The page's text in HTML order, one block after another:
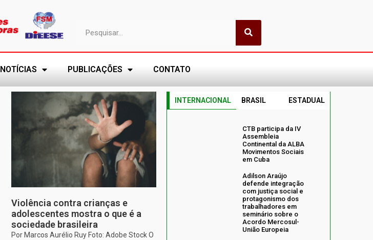
NOTÍCIAS PUBLICAÇÕES CONTATO
Violência contra crianças e
adolescentes mostra o que é a
sociedade brasileira
Por Marcos Aurélio Ruy Foto: Adobe Stock O
INTERNACIONAL BRASIL ESTADUAL
CTB participa da IV
Assembleia
Continental da ALBA
Movimentos Sociais
em Cuba
Adilson Araújo
defende integração
com justiça social e
protagonismo dos
trabalhadores em
seminário sobre o
Acordo Mercosul-
União Europeia